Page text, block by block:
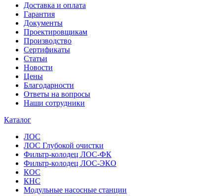
Доставка и оплата
Гарантия
Документы
Проектировщикам
Производство
Сертификаты
Статьи
Новости
Цены
Благодарности
Ответы на вопросы
Наши сотрудники
Каталог
ЛОС
ЛОС Глубокой очистки
Фильтр-колодец ЛОС-ФК
Фильтр-колодец ЛОС-ЭКО
КОС
КНС
Модульные насосные станции